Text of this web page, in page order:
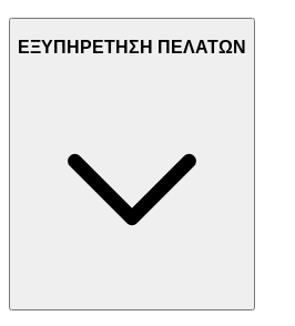
ΕΞΥΠΗΡΕΤΗΣΗ ΠΕΛΑΤΩΝ